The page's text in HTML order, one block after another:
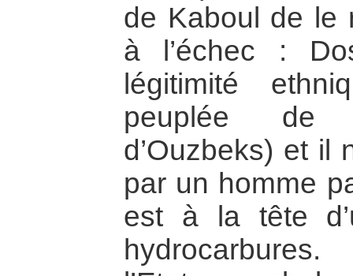
de Kaboul de le
à l’échec :
légitimité
peuplée de
d’Ouzbeks) et il
par un homme
est à la tête